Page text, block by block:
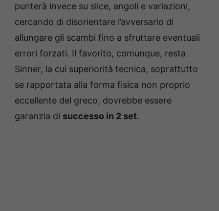
punterà invece su slice, angoli e variazioni,
cercando di disorientare l’avversario di
allungare gli scambi fino a sfruttare eventuali
errori forzati. Il favorito, comunque, resta
Sinner, la cui superiorità tecnica, soprattutto
se rapportata alla forma fisica non proprio
eccellente del greco, dovrebbe essere
garanzia di successo in 2 set.